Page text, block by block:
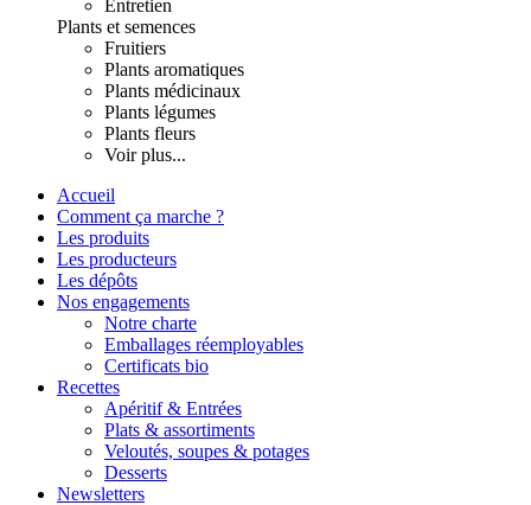
Entretien
Plants et semences
Fruitiers
Plants aromatiques
Plants médicinaux
Plants légumes
Plants fleurs
Voir plus...
Accueil
Comment ça marche ?
Les produits
Les producteurs
Les dépôts
Nos engagements
Notre charte
Emballages réemployables
Certificats bio
Recettes
Apéritif & Entrées
Plats & assortiments
Veloutés, soupes & potages
Desserts
Newsletters